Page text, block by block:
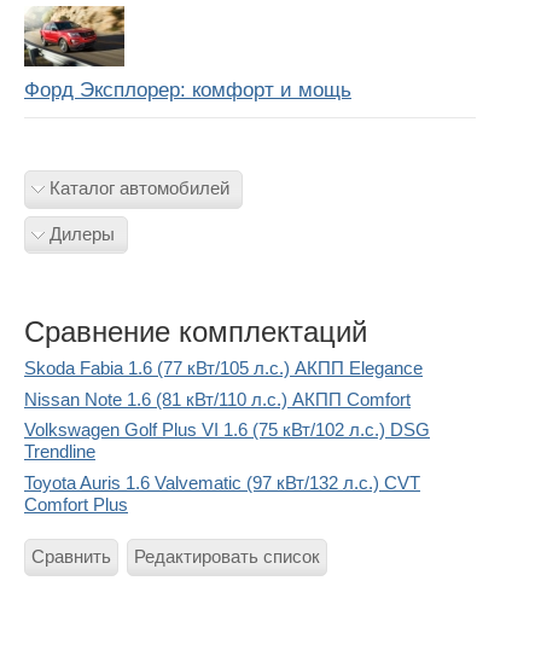
Форд Эксплорер: комфорт и мощь
Каталог автомобилей
Дилеры
Сравнение комплектаций
Skoda Fabia 1.6 (77 кВт/105 л.с.) АКПП Elegance
Nissan Note 1.6 (81 кВт/110 л.с.) АКПП Comfort
Volkswagen Golf Plus VI 1.6 (75 кВт/102 л.с.) DSG
Trendline
Toyota Auris 1.6 Valvematic (97 кВт/132 л.с.) CVT
Comfort Plus
Сравнить Редактировать список